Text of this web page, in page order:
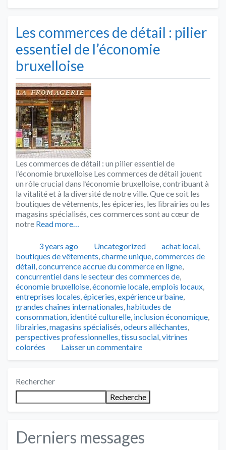
Les commerces de détail : pilier
essentiel de l’économie
bruxelloise
Les commerces de détail : un pilier essentiel de
l’économie bruxelloise Les commerces de détail jouent
un rôle crucial dans l’économie bruxelloise, contribuant à
la vitalité et à la diversité de notre ville. Que ce soit les
boutiques de vêtements, les épiceries, les librairies ou les
magasins spécialisés, ces commerces sont au cœur de
notre Read more…
Publié3 years ago Catégories
Uncategorized Tags
achat local,
boutiques de vêtements,charme unique,commerces de
détail,concurrence accrue du commerce en ligne,
concurrentiel dans le secteur des commerces de,
économie bruxelloise,économie locale,emplois locaux,
entreprises locales,épiceries,expérience urbaine,
grandes chaînes internationales,habitudes de
consommation, identité culturelle, inclusion économique,
librairies,magasins spécialisés,odeurs alléchantes,
perspectives professionnelles,tissu social,vitrines
colorées
Laisser un commentaire
Rechercher
Recherche
Derniers messages